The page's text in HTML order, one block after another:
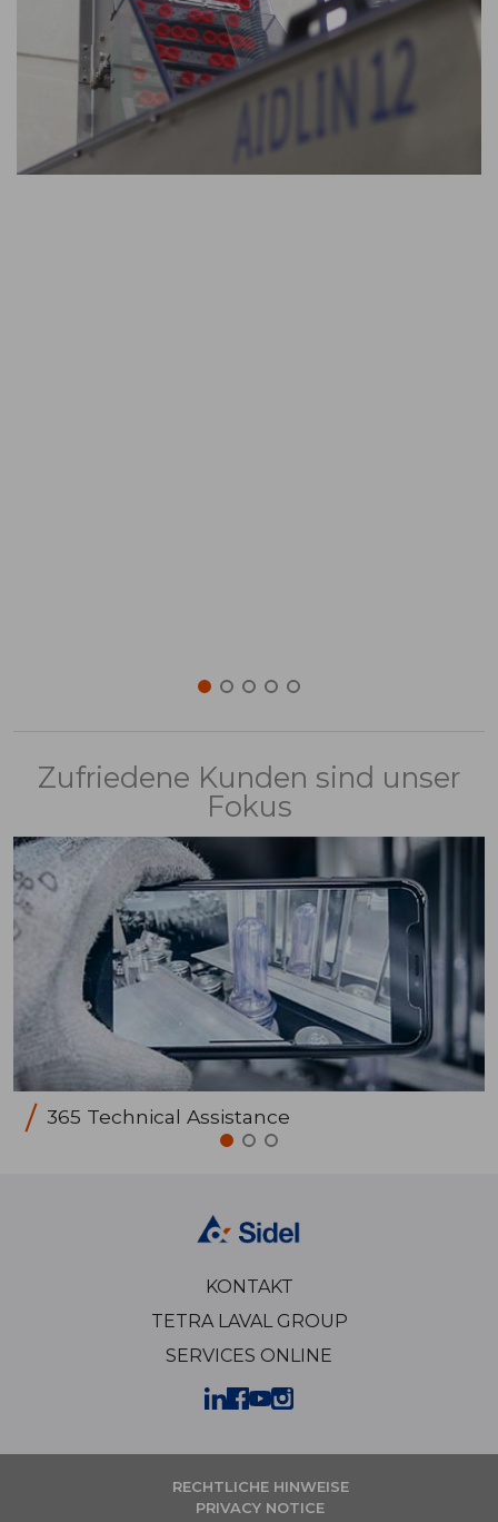
Zufriedene Kunden sind unser
Fokus
365 Technical Assistance
KONTAKT
TETRA LAVAL GROUP
SERVICES ONLINE
RECHTLICHE HINWEISE
PRIVACY NOTICE